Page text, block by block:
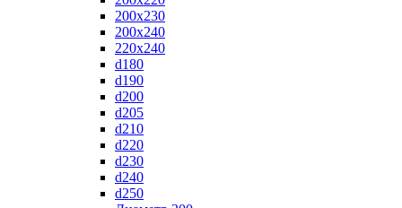
200x230
200x240
220x240
d180
d190
d200
d205
d210
d220
d230
d240
d250